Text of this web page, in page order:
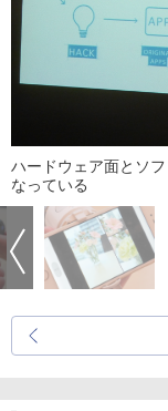
ハードウェア面とソ
なっている